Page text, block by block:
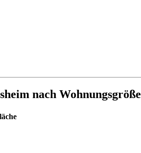
nach Wohnungsgröße